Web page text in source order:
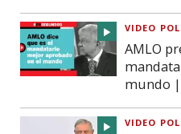
VIDEO
AMLO
mundo |
VIDEO